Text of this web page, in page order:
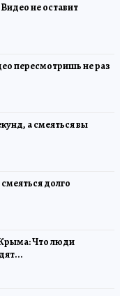
не оставит
пересмотришь не раз
а смеяться вы
долго
Что люди